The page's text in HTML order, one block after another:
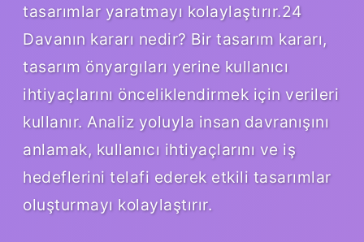
tasarımlar yaratmayı kolaylaştırır.24
Davanın kararı nedir? Bir tasarım kararı,
tasarım önyargıları yerine kullanıcı
ihtiyaçlarını önceliklendirmek için verileri
kullanır. Analiz yoluyla insan davranışını
anlamak, kullanıcı ihtiyaçlarını ve iş
hedeflerini telafi ederek etkili tasarımlar
oluşturmayı kolaylaştırır.